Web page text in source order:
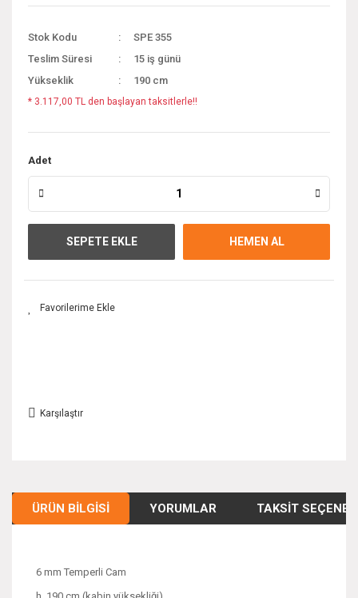
Stok Kodu
SPE 355
Teslim Süresi
15 iş günü
Yükseklik
190 cm
* 3.117,00 TL den başlayan taksitlerle!!
Adet
SEPETE EKLE HEMEN AL
Karşılaştır
ÜRÜN BILGISI YORUMLAR TAKSIT
6 mm Temperli Cam